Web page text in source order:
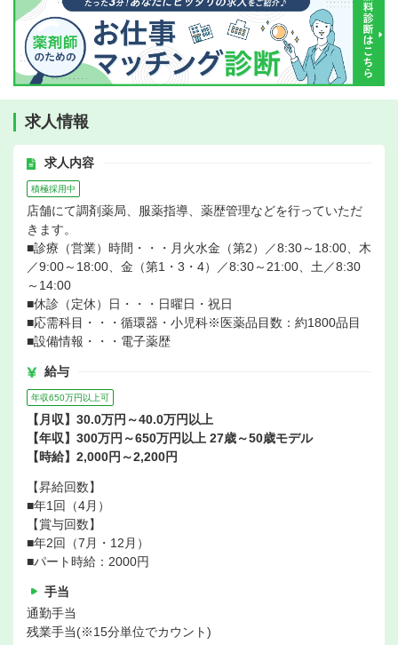
求人情報
求人内容
積極採用中
店舗にて調剤薬局、服薬指導、薬歴管理などを行っていただ
きます。
■診療（営業）時間・・・月火水金（第2）／8:30～18:00、木
／9:00～18:00、金（第1・3・4）／8:30～21:00、土／8:30
～14:00
■休診（定休）日・・・日曜日・祝日
■応需科目・・・循環器・小児科※医薬品目数：約1800品目
■設備情報・・・電子薬歴
給与
年収650万円以上可
【月収】30.0万円～40.0万円以上
【年収】300万円～650万円以上 27歳～50歳モデル
【時給】2,000円～2,200円
【昇給回数】
■年1回（4月）
【賞与回数】
■年2回（7月・12月）
■パート時給：2000円
手当
通勤手当
残業手当(※15分単位でカウント)